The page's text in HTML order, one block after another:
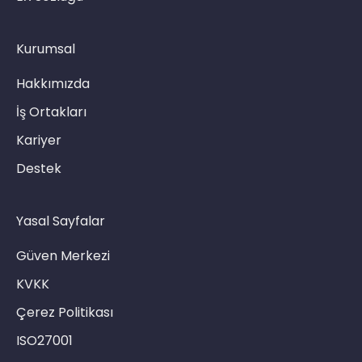
Kurumsal
Hakkımızda
İş Ortakları
Kariyer
Destek
Yasal Sayfalar
Güven Merkezi
KVKK
Çerez Politikası
ISO27001